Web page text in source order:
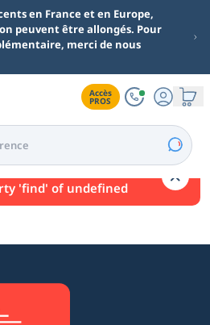
en France et en Europe,
peuvent être allongés. Pour
merci de nous
Accès
PROS
survenue.
'find' of undefined